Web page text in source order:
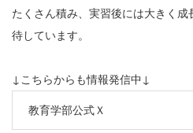
たくさん積み、実習後には大きく
待しています。
↓こちらからも情報発信中↓
教育学部公式Ｘ